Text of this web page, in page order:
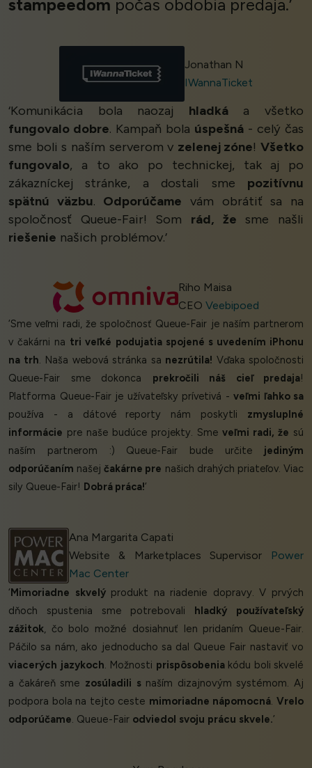
stampeedom počas obdobia predaja.’
Jonathan N
IWannaTicket
‘Komunikácia bola naozaj hladkáa všetko
fungovalo dobre. Kampaň bola úspešná - celý čas
sme boli s naším serverom v zelenej zóne! Všetko
fungovalo, a to ako po technickej, tak aj po
zákazníckej stránke, a dostali sme pozitívnu
spätnú väzbu. Odporúčame vám obrátiť sa na
spoločnosť Queue-Fair! Som rád, že sme našli
riešenie našich problémov.’
Riho Maisa
CEO Veebipoed
‘Sme veľmi radi, že spoločnosť Queue-Fair je naším partnerom
v čakárni na tri veľké podujatia spojené s uvedením iPhonu
na trh. Naša webová stránka sa nezrútila! Vďaka spoločnosti
Queue-Fair sme dokonca prekročili náš cieľ predaja!
Platforma Queue-Fair je užívateľsky prívetivá - veľmi ľahko sa
používa - a dátové reporty nám poskytli zmysluplné
informácie pre naše budúce projekty. Sme veľmi radi, že sú
naším partnerom :) Queue-Fair bude určite jediným
odporúčaním našejčakárne pre našich drahých priateľov. Viac
sily Queue-Fair! Dobrá práca!’
Ana Margarita Capati
Website & Marketplaces Supervisor
Power
Mac Center
‘ Mimoriadne skvelýprodukt na riadenie dopravy. V prvých
dňoch spustenia sme potrebovali
hladký používateľský
zážitok, čo bolo možné dosiahnuť len pridaním Queue-Fair.
Páčilo sa nám, ako jednoducho sa dal Queue Fair nastaviť vo
viacerých jazykoch. Možnosti prispôsobeniakódu boli skvelé
a čakáreň sme zosúladili snaším dizajnovým systémom. Aj
podpora bola na tejto ceste mimoriadne nápomocná.Vrelo
odporúčame. Queue-Fair odviedol svoju prácu skvele.’